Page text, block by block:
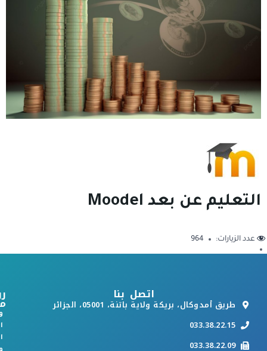
التعليم عن بعد Moodel
عدد الزيارات: 964
اتصل بنا
طريق أمدوكال، بريكة ولاية باتنة، 05001، الجزائر
033.38.22.15
033.38.22.09